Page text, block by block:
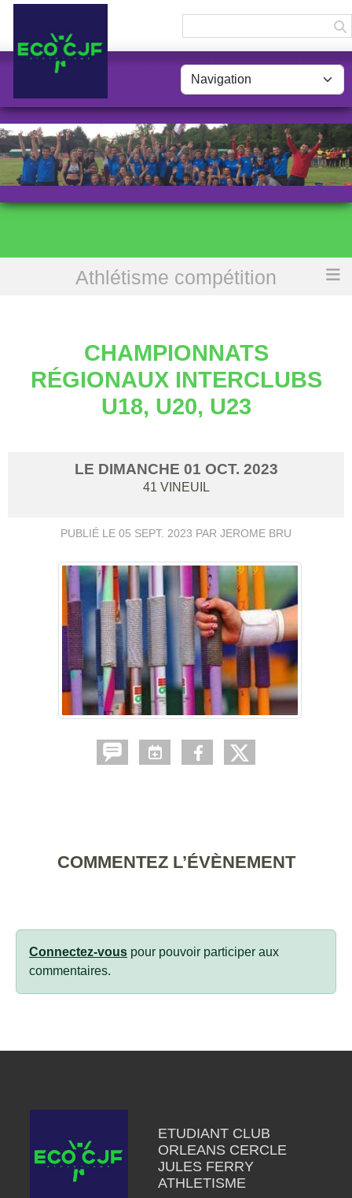
Athlétisme compétition
Championnats Régionaux Interclubs U18, U20, U23
CHAMPIONNATS
RÉGIONAUX INTERCLUBS
U18, U20, U23
LE DIMANCHE 01 OCT. 2023
41 VINEUIL
PUBLIÉ LE 05 SEPT. 2023 PAR JEROME BRU
COMMENTEZ L’ÉVÈNEMENT
Connectez-vous pour pouvoir participer aux
commentaires.
ETUDIANT CLUB
ORLEANS CERCLE
JULES FERRY
ATHLETISME